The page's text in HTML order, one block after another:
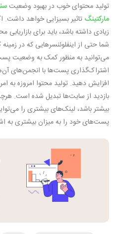
تولید محتوای خوب در بهبود وضعیت
مارکتینگتاثیر بسیزایی خواهد داشت.
زیادی داشته باشد، باید برای
شما حتی از اینفلوئنسرهایی که در
می‌توانید به منظور کمک به وضعیت
اشتراک‌گذاری پست‌ها با انجمن‌های
افزایش دهید. تولید محتوا امروزه
بازدید از سایت‌ها تبدیل شده است.
بیشتر باشد، لینک‌های بیشتری را
پست‌های خود را به میزان بیشتری به